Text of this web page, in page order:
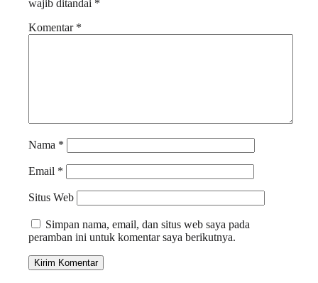
wajib ditandai *
Komentar *
Nama *
Email *
Situs Web
Simpan nama, email, dan situs web saya pada
peramban ini untuk komentar saya berikutnya.